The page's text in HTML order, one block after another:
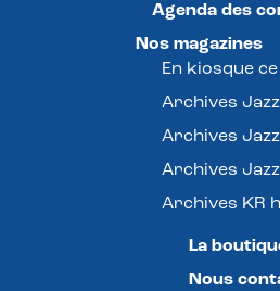
Agenda des
Nos magazines
En kiosque
Archives
Archives
Archives
Archives KR
La
Nous